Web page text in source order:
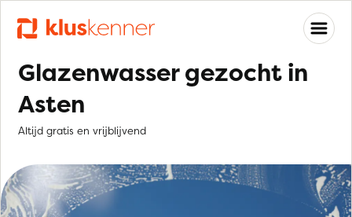
Glazenwasser gezocht in
Asten
Altijd gratis en vrijblijvend